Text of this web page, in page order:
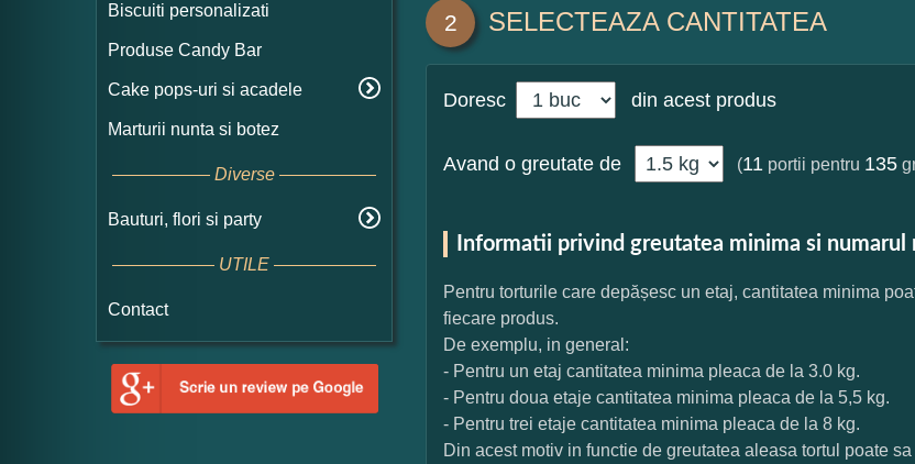
Biscuiti personalizati
Produse Candy Bar
Cake pops-uri si acadele
Marturii nunta si botez
Diverse
Bauturi, flori si party
UTILE
Contact
2 SELECTEAZA CANTITATEA
Doresc din acest produs
Avand o greutate de (11 portii pentru 135
Informatii privind greutatea minima si numarul
Pentru torturile care depășesc un etaj, cantitatea minima
fiecare produs.
De exemplu, in general:
- Pentru un etaj cantitatea minima pleaca de la 3.0 kg.
- Pentru doua etaje cantitatea minima pleaca de la 5,5 kg.
- Pentru trei etaje cantitatea minima pleaca de la 8 kg.
Din acest motiv in functie de greutatea aleasa tortul poate